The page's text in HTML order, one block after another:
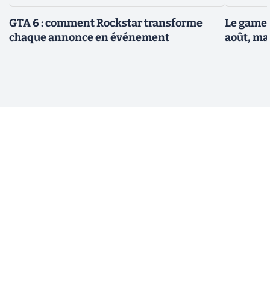
GTA 6 : comment Rockstar transforme
chaque annonce en événement
Le
août,